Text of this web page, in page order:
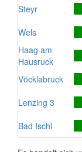
Steyr
Wels
Haag am
Hausruck
Vöcklabruck
Lenzing 3
Bad Ischl